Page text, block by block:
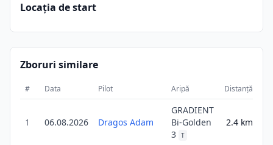
Locația de start
Zboruri similare
# Data Pilot Aripă Distanță
1 06.08.2026 Dragos Adam
GRADIENT
Bi-Golden
3 T
2.4 km